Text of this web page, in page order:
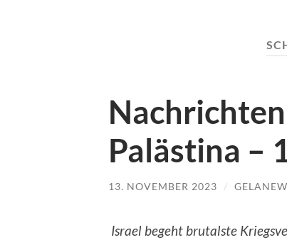
Palästina –
13. NOVEMBER 2023 /
Israel begeht brutalste